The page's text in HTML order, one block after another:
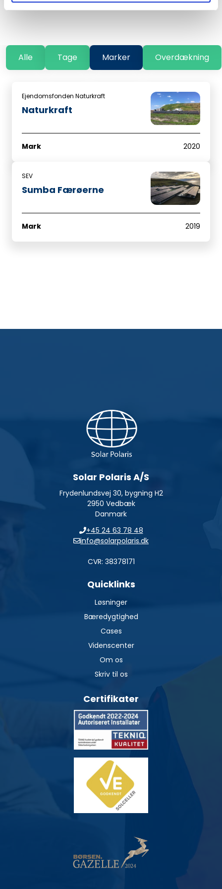
Alle Tage Marker Overdækning
Ejendomsfonden Naturkraft
Naturkraft
Mark 2020
SEV
Sumba Færøerne
Mark 2019
Solar Polaris A/S
Frydenlundsvej 30, bygning H2
2950 Vedbæk
Danmark
+45 24 63 78 48
info@solarpolaris.dk
CVR: 38378171
Quicklinks
Løsninger
Bæredygtighed
Cases
Videnscenter
Om os
Skriv til os
Certifikater